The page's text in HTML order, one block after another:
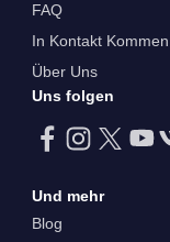
FAQ
In Kontakt Kommen
Über Uns
Uns folgen
Und mehr
Blog